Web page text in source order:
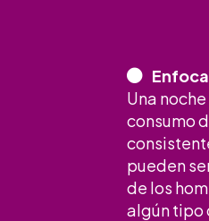
Una
consumo
pueden
de los
algún tipo